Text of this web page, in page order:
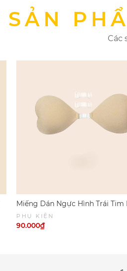
SẢN
Các
Miếng Dán Ngực Hình Trái Tim
PHỤ KIỆN
90.000₫